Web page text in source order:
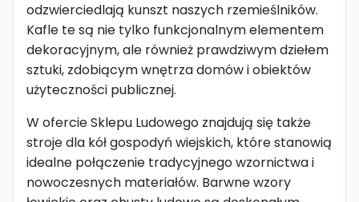
odzwierciedlają kunszt naszych rzemieślników.
Kafle te są nie tylko funkcjonalnym elementem
dekoracyjnym, ale również prawdziwym dziełem
sztuki, zdobiącym wnętrza domów i obiektów
użyteczności publicznej.
W ofercie Sklepu Ludowego znajdują się także
stroje dla kół gospodyń wiejskich, które stanowią
idealne połączenie tradycyjnego wzornictwa i
nowoczesnych materiałów. Barwne wzory